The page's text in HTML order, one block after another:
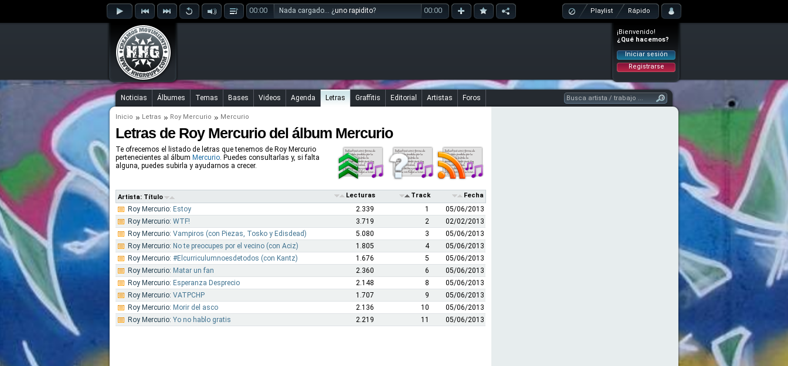
00:00 Nada cargado... ¿uno rapidito? 00:00 Playlist Rápido
¡Bienvenido!
¿Qué hacemos?
Iniciar sesión
Registrarse
Noticias Álbumes Temas Bases Videos Agenda Letras Graffitis Editorial Artistas Foros
Inicio Letras Roy Mercurio Mercurio
Letras de Roy Mercurio del álbum Mercurio
Te ofrecemos el listado de letras que tenemos de Roy Mercurio
pertenecientes al álbum Mercurio. Puedes consultarlas y, si falta
alguna, puedes subirla y ayudarnos a crecer.
Artista: Título Lecturas Track Fecha
Roy Mercurio: Estoy 2.339 1
05/06/2013
Roy Mercurio: WTF! 3.719 2
02/02/2013
Roy Mercurio: Vampiros (con Piezas, Tosko y Edisdead) 5.080 3
05/06/2013
Roy Mercurio: No te preocupes por el vecino (con Aciz) 1.805 4
05/06/2013
Roy Mercurio: #Elcurriculumnoesdetodos (con Kantz) 1.676 5
05/06/2013
Roy Mercurio: Matar un fan 2.360 6
05/06/2013
Roy Mercurio: Esperanza Desprecio 2.148 8
05/06/2013
Roy Mercurio: VATPCHP 1.707 9
05/06/2013
Roy Mercurio: Morir del asco 2.136 10
05/06/2013
Roy Mercurio: Yo no hablo gratis 2.219 11 05/06/2013